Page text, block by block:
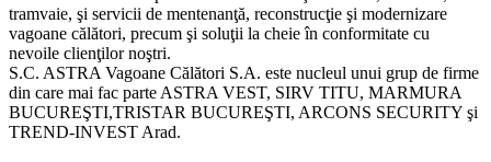
tramvaie, şi servicii de mentenanţă, reconstrucţie şi modernizare
vagoane călători, precum şi soluţii la cheie în conformitate cu
nevoile clienţilor noştri.
S.C. ASTRA Vagoane Călători S.A. este nucleul unui grup de firme
din care mai fac parte ASTRA VEST, SIRV TITU, MARMURA
BUCUREŞTI,TRISTAR BUCUREŞTI, ARCONS SECURITY şi
TREND-INVEST Arad.